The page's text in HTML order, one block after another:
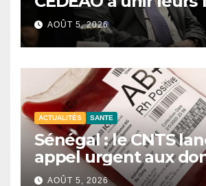
contre le terrorisme
AOÛT 5, 2026
ACTUALITÉS SANTE
Sénégal : le CNTS
appel urgent aux
face à une pénurie
AOÛT 5, 2026